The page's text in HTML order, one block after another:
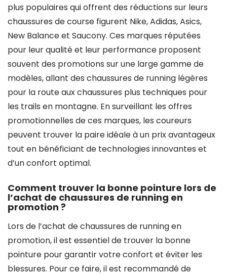
plus populaires qui offrent des réductions sur leurs
chaussures de course figurent Nike, Adidas, Asics,
New Balance et Saucony. Ces marques réputées
pour leur qualité et leur performance proposent
souvent des promotions sur une large gamme de
modèles, allant des chaussures de running légères
pour la route aux chaussures plus techniques pour
les trails en montagne. En surveillant les offres
promotionnelles de ces marques, les coureurs
peuvent trouver la paire idéale à un prix avantageux
tout en bénéficiant de technologies innovantes et
d’un confort optimal.
Comment trouver la bonne pointure lors de
l’achat de chaussures de running en
promotion ?
Lors de l’achat de chaussures de running en
promotion, il est essentiel de trouver la bonne
pointure pour garantir votre confort et éviter les
blessures. Pour ce faire, il est recommandé de